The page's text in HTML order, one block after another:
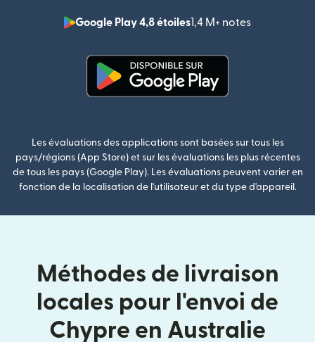
Google Play 4,8 étoiles1,4 M+ notes
Les évaluations des applications sont basées sur tous les
pays/régions (App Store) et sur les évaluations les plus récentes
de tous les pays (Google Play). Les évaluations peuvent varier en
fonction de la localisation de l'utilisateur et du type d'appareil.
Méthodes de livraison
locales pour l'envoi de
Chypre en Australie